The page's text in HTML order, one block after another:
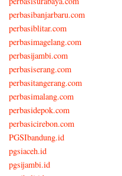
perbasibanjarbaru.com
perbasiblitar.com
perbasimagelang.com
perbasijambi.com
perbasiserang.com
perbasitangerang.com
perbasimalang.com
perbasidepok.com
perbasicirebon.com
PGSIbandung.id
pgsiaceh.id
pgsijambi.id